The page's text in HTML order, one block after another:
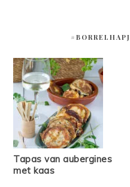
Tapas van aubergines
met kaas